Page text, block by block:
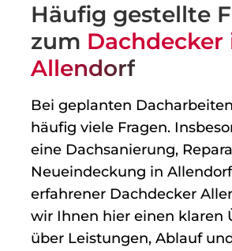
Häufig gestellte
zum Dachdecker
Allendorf
Bei geplanten
häufig viele Fragen.
eine Dachsanierung,
Neueindeckung in
erfahrener Dachdecker
wir Ihnen hier einen klaren
über Leistungen, Ablauf